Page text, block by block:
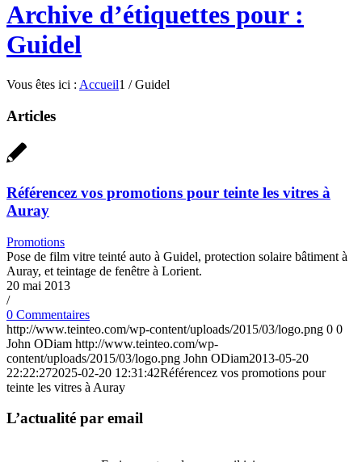
Archive d’étiquettes pour :
Guidel
Vous êtes ici : Accueil1 / Guidel
Articles
Référencez vos promotions pour teinte les vitres à
Auray
Promotions
Pose de film vitre teinté auto à Guidel, protection solaire bâtiment à
Auray, et teintage de fenêtre à Lorient.
20 mai 2013
/
0 Commentaires
http://www.teinteo.com/wp-content/uploads/2015/03/logo.png 0 0
John ODiam http://www.teinteo.com/wp-
content/uploads/2015/03/logo.png John ODiam2013-05-20
22:22:272025-02-20 12:31:42Référencez vos promotions pour
teinte les vitres à Auray
L’actualité par email